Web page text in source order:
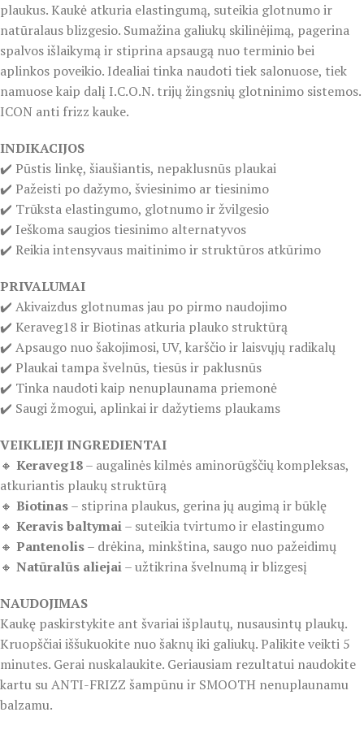
plaukus. Kaukė atkuria elastingumą, suteikia glotnumo ir
natūralaus blizgesio. Sumažina galiukų skilinėjimą, pagerina
spalvos išlaikymą ir stiprina apsaugą nuo terminio bei
aplinkos poveikio. Idealiai tinka naudoti tiek salonuose, tiek
namuose kaip dalį I.C.O.N. trijų žingsnių glotninimo sistemos.
ICON anti frizz kauke.
INDIKACIJOS
✔️ Pūstis linkę, šiaušiantis, nepaklusnūs plaukai
✔️ Pažeisti po dažymo, šviesinimo ar tiesinimo
✔️ Trūksta elastingumo, glotnumo ir žvilgesio
✔️ Ieškoma saugios tiesinimo alternatyvos
✔️ Reikia intensyvaus maitinimo ir struktūros atkūrimo
PRIVALUMAI
✔️ Akivaizdus glotnumas jau po pirmo naudojimo
✔️ Keraveg18 ir Biotinas atkuria plauko struktūrą
✔️ Apsaugo nuo šakojimosi, UV, karščio ir laisvųjų radikalų
✔️ Plaukai tampa švelnūs, tiesūs ir paklusnūs
✔️ Tinka naudoti kaip nenuplaunama priemonė
✔️ Saugi žmogui, aplinkai ir dažytiems plaukams
VEIKLIEJI INGREDIENTAI
🔸 Keraveg18– augalinės kilmės aminorūgščių kompleksas,
atkuriantis plaukų struktūrą
🔸 Biotinas– stiprina plaukus, gerina jų augimą ir būklę
🔸 Keravis baltymai– suteikia tvirtumo ir elastingumo
🔸 Pantenolis– drėkina, minkština, saugo nuo pažeidimų
🔸 Natūralūs aliejai– užtikrina švelnumą ir blizgesį
NAUDOJIMAS
Kaukę paskirstykite ant švariai išplautų, nusausintų plaukų.
Kruopščiai iššukuokite nuo šaknų iki galiukų. Palikite veikti 5
minutes. Gerai nuskalaukite. Geriausiam rezultatui naudokite
kartu su ANTI-FRIZZ šampūnu ir SMOOTH nenuplaunamu
balzamu.